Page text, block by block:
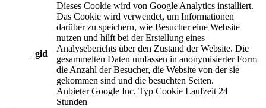
_gid
Dieses Cookie wird von Google Analytics installiert.
Das Cookie wird verwendet, um Informationen
darüber zu speichern, wie Besucher eine Website
nutzen und hilft bei der Erstellung eines
Analyseberichts über den Zustand der Website. Die
gesammelten Daten umfassen in anonymisierter Form
die Anzahl der Besucher, die Website von der sie
gekommen sind und die besuchten Seiten.
Anbieter Google Inc. Typ Cookie Laufzeit 24
Stunden